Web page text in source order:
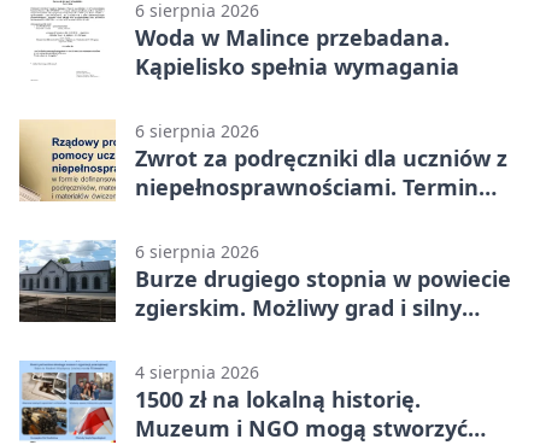
6 sierpnia 2026
Woda w Malince przebadana.
Kąpielisko spełnia wymagania
6 sierpnia 2026
Zwrot za podręczniki dla uczniów z
niepełnosprawnościami. Termin
6 sierpnia 2026
Burze drugiego stopnia w powiecie
zgierskim. Możliwy grad i silny
4 sierpnia 2026
1500 zł na lokalną historię.
Muzeum i NGO mogą stworzyć